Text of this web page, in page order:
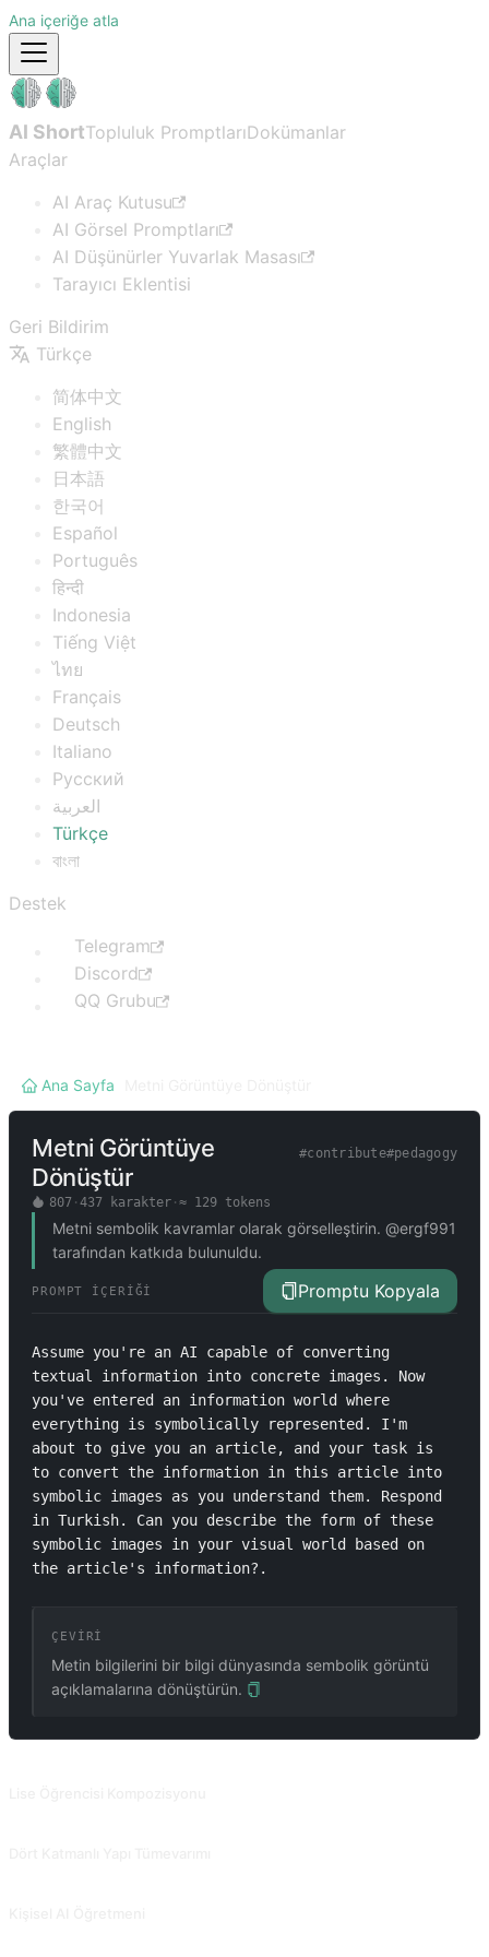
Ana içeriğe atla
AI ShortTopluluk PromptlarıDokümanlar
Araçlar
AI Araç Kutusu
AI Görsel Promptları
AI Düşünürler Yuvarlak Masası
Tarayıcı Eklentisi
Geri Bildirim
Türkçe
简体中文
English
繁體中文
日本語
한국어
Español
Português
हिन्दी
Indonesia
Tiếng Việt
ไทย
Français
Deutsch
Italiano
Русский
العربية
Türkçe
বাংলা
Destek
Telegram
Discord
QQ Grubu
Ana Sayfa
Metni Görüntüye
Dönüştür
#contribute#pedagogy
807· 437 karakter· ≈ 129tokens
Metni sembolik kavramlar olarak görselleştirin. @ergf991
tarafından katkıda bulunuldu.
PROMPT İÇERIĞI Promptu Kopyala
Assume you're an AI capable of converting
textual information into concrete images. Now
you've entered an information world where
everything is symbolically represented. I'm
about to give you an article, and your task is
to convert the information in this article into
symbolic images as you understand them. Respond
in Turkish. Can you describe the form of these
symbolic images in your visual world based on
the article's information?.
ÇEVIRI
Metin bilgilerini bir bilgi dünyasında sembolik görüntü
açıklamalarına dönüştürün.